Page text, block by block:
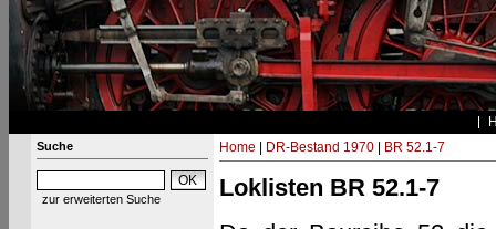
Suche
zur erweiterten Suche
Home DR-Bestand 1970| BR 52.1-7
Loklisten BR 52.1-7